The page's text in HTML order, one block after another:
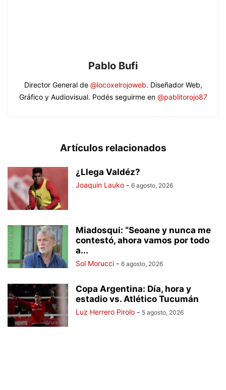
Pablo Bufi
Director General de @locoxelrojoweb. Diseñador Web,
Gráfico y Audiovisual. Podés seguirme en @pablitorojo87
Artículos relacionados
¿Llega Valdéz?
Joaquin Lauko - 6 agosto, 2026
Miadosqui: “Seoane y nunca me
contestó, ahora vamos por todo
a...
Sol Morucci - 6 agosto, 2026
Copa Argentina: Día, hora y
estadio vs. Atlético Tucumán
Luz Herrero Pirolo - 5 agosto, 2026